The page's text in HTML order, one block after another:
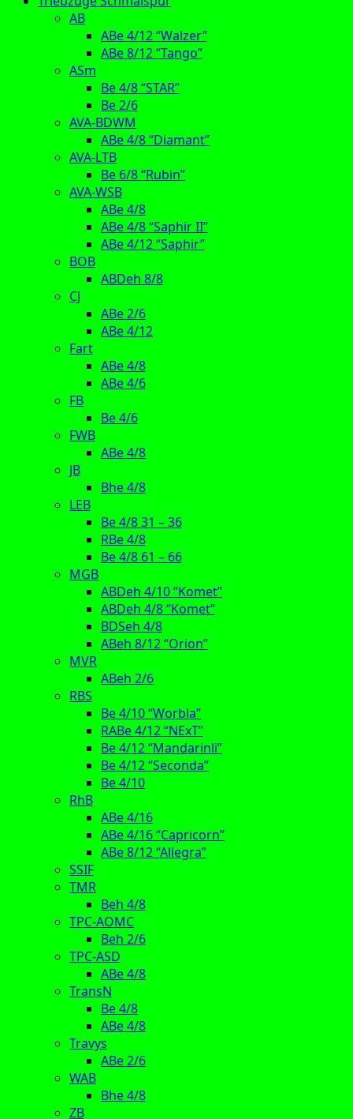
AB
ABe 4/12 “Walzer”
ABe 8/12 “Tango”
ASm
Be 4/8 “STAR”
Be 2/6
AVA-BDWM
ABe 4/8 “Diamant”
AVA-LTB
Be 6/8 “Rubin”
AVA-WSB
ABe 4/8
ABe 4/8 “Saphir II”
ABe 4/12 “Saphir”
BOB
ABDeh 8/8
CJ
ABe 2/6
ABe 4/12
Fart
ABe 4/8
ABe 4/6
FB
Be 4/6
FWB
ABe 4/8
JB
Bhe 4/8
LEB
Be 4/8 31 – 36
RBe 4/8
Be 4/8 61 – 66
MGB
ABDeh 4/10 “Komet”
ABDeh 4/8 “Komet”
BDSeh 4/8
ABeh 8/12 “Orion”
MVR
ABeh 2/6
RBS
Be 4/10 “Worbla”
RABe 4/12 “NExT”
Be 4/12 “Mandarinli”
Be 4/12 “Seconda”
Be 4/10
RhB
ABe 4/16
ABe 4/16 “Capricorn”
ABe 8/12 “Allegra”
SSIF
TMR
Beh 4/8
TPC-AOMC
Beh 2/6
TPC-ASD
ABe 4/8
TransN
Be 4/8
ABe 4/8
Travys
ABe 2/6
WAB
Bhe 4/8
ZB